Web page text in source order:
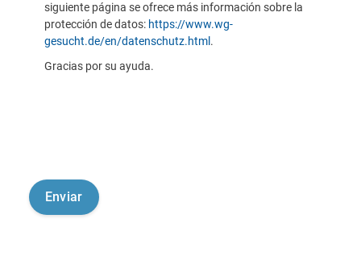
siguiente página se ofrece más información sobre la
protección de datos: https://www.wg-
gesucht.de/en/datenschutz.html .
Gracias por su ayuda.